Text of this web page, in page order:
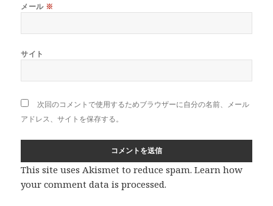
メール ※
サイト
次回のコメントで使用するためブラウザーに自分の名前、メール
アドレス、サイトを保存する。
This site uses Akismet to reduce spam.Learn how
your comment data is processed.